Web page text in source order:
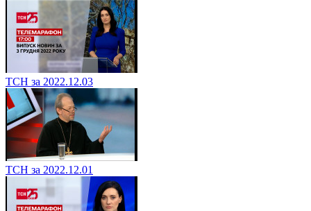
ТСН за 2022.12.03
ТСН за 2022.12.01